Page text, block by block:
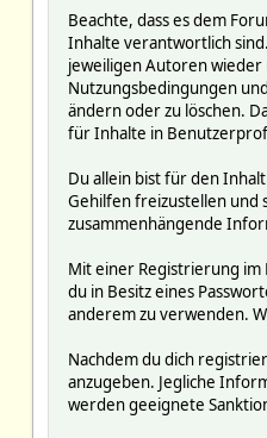
Beachte, dass es dem
Inhalte verantwortlich
jeweiligen Autoren wieder
Nutzungsbedingungen
ändern oder zu löschen.
für Inhalte in
Du allein bist für den
Gehilfen freizustellen und
zusammenhängende
Mit einer Registrierung im
du in Besitz eines
anderem zu verwenden.
Nachdem du dich
anzugeben. Jegliche
werden geeignete